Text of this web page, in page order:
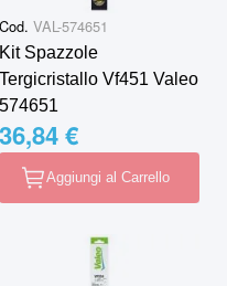
Cod. VAL-574651
Kit Spazzole
Tergicristallo Vf451 Valeo
574651
36,84 €
Aggiungi al Carrello